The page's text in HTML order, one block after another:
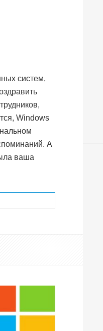
систем,
Windows
А
ваша